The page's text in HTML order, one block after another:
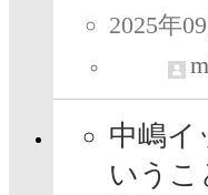
2025年
中嶋イ
いうこ